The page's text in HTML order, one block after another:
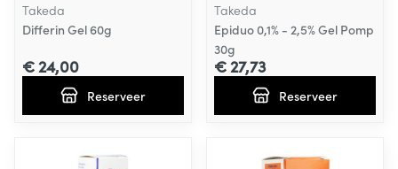
Takeda
Differin Gel 60g
€ 24,00
Reserveer
Takeda
Epiduo 0,1% - 2,5% Gel Pomp
30g
€ 27,73
Reserveer